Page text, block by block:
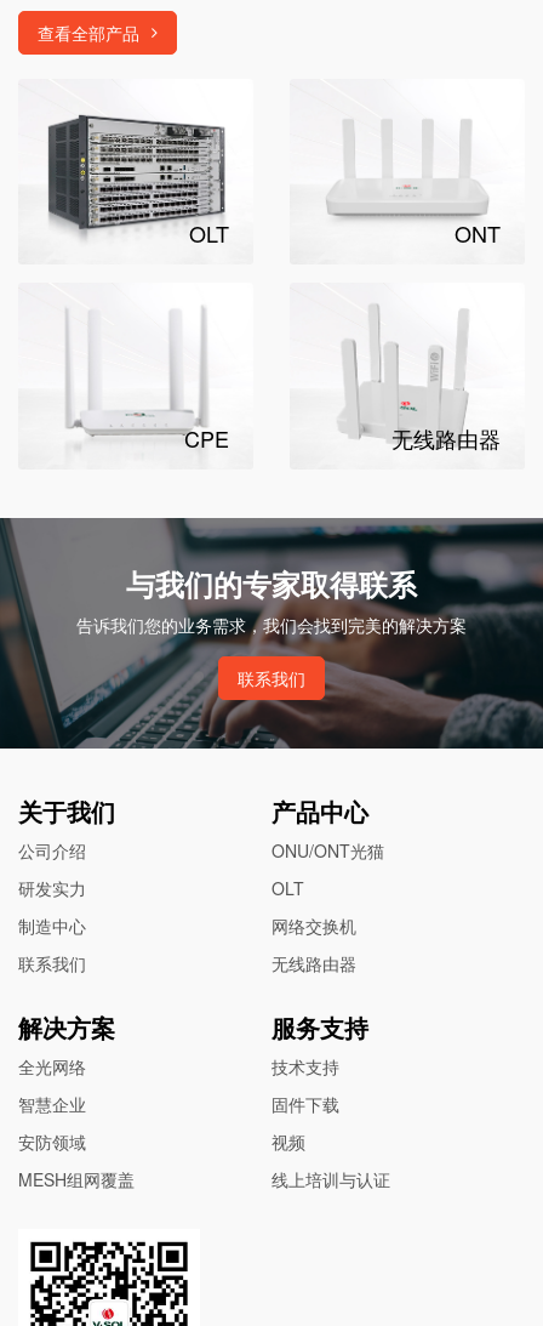
查看全部产品
OLT ONT
CPE 无线路由器
与我们的专家取得联系
告诉我们您的业务需求，我们会找到完美的解决方案
联系我们
关于我们
公司介绍
研发实力
制造中心
联系我们
产品中心
ONU/ONT光猫
OLT
网络交换机
无线路由器
解决方案
全光网络
智慧企业
安防领域
MESH组网覆盖
服务支持
技术支持
固件下载
视频
线上培训与认证